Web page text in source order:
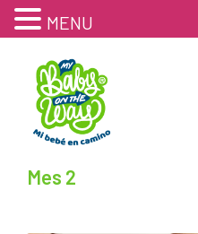
Mes 2
MENU